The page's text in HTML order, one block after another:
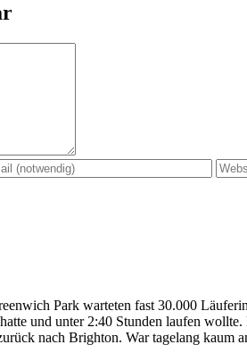
Park warteten fast 30.000
und unter 2:40 Stunden laufen
nach Brighton. War tagelang kaum